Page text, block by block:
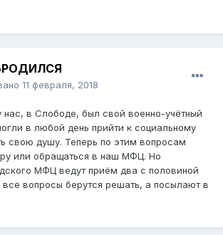
11 февраля, 2018
нас, в Слободе, был свой военно-учётный
в любой день прийти к социальному
свою душу. Теперь по этим вопросам
или обращаться в наш МФЦ. Но
МФЦ ведут приём два с половиной
вопросы берутся решать, а посылают в